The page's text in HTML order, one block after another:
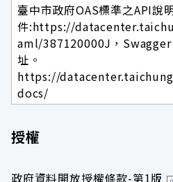
臺中市政府OAS標準之API說
件:https://
aml/387120000J，Swagger
址。
https://
docs/
授權
政府資料開放授權條款-第1版